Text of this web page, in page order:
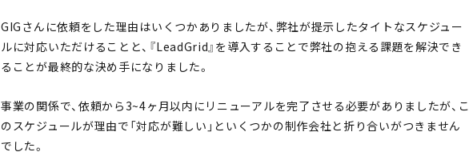
GIGさんに依頼をした理由はいくつかありましたが、弊社が提示したタイトなスケジュー
ルに対応いただけることと、『LeadGrid』を導入することで弊社の抱える課題を解決でき
ることが最終的な決め手になりました。
事業の関係で、依頼から3~4ヶ月以内にリニューアルを完了させる必要がありましたが、こ
のスケジュールが理由で「対応が難しい」といくつかの制作会社と折り合いがつきません
でした。